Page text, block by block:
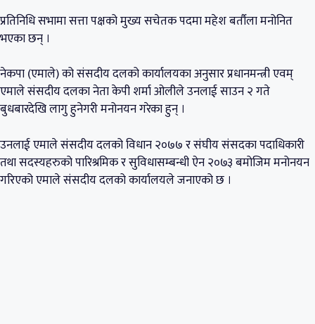
प्रतिनिधि सभामा सत्ता पक्षको मुख्य सचेतक पदमा महेश बर्तौला मनोनित
भएका छन् ।
नेकपा (एमाले) को संसदीय दलको कार्यालयका अनुसार प्रधानमन्त्री एवम्
एमाले संसदीय दलका नेता केपी शर्मा ओलीले उनलाई साउन २ गते
बुधबारदेखि लागु हुनेगरी मनोनयन गरेका हुन् ।
उनलाई एमाले संसदीय दलको विधान २०७७ र संघीय संसदका पदाधिकारी
तथा सदस्यहरुको पारिश्रमिक र सुविधासम्बन्धी ऐन २०७३ बमोजिम मनोनयन
गरिएको एमाले संसदीय दलको कार्यालयले जनाएको छ ।